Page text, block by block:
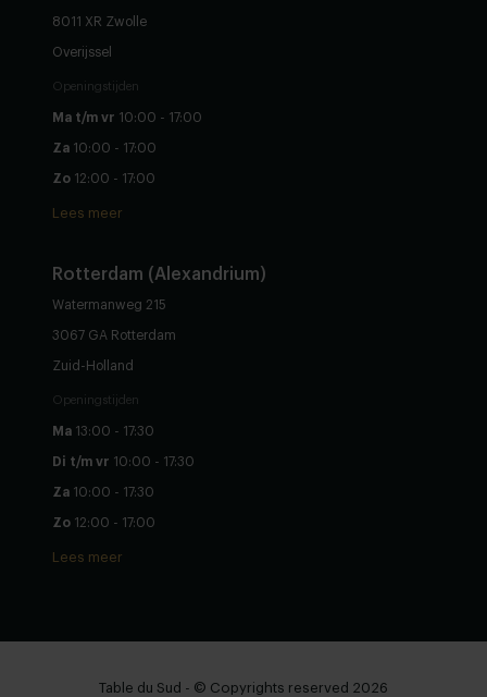
8011 XR Zwolle
Overijssel
Openingstijden
Ma t/m vr 10:00 - 17:00
Za 10:00 - 17:00
Zo 12:00 - 17:00
Lees meer
Rotterdam (Alexandrium)
Watermanweg 215
3067 GA Rotterdam
Zuid-Holland
Openingstijden
Ma 13:00 - 17:30
Di t/m vr 10:00 - 17:30
Za 10:00 - 17:30
Zo 12:00 - 17:00
Lees meer
Table du Sud - © Copyrights reserved 2026